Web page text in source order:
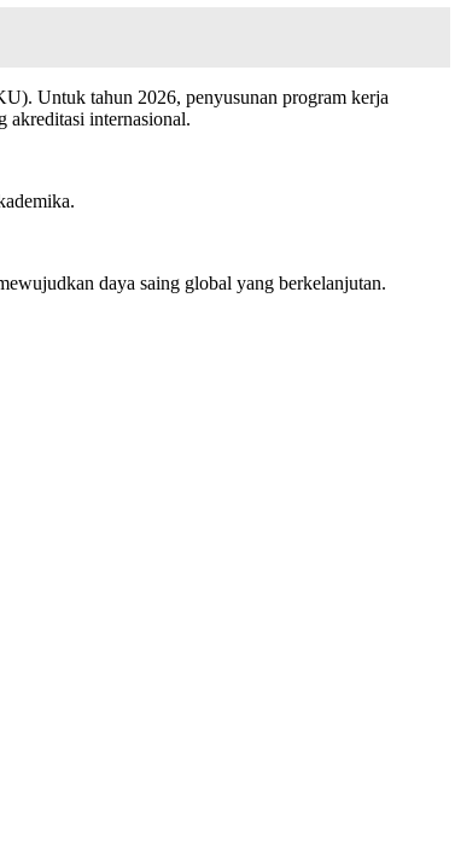
Untuk tahun 2026, penyusunan program kerja
akreditasi internasional.
daya saing global yang berkelanjutan.